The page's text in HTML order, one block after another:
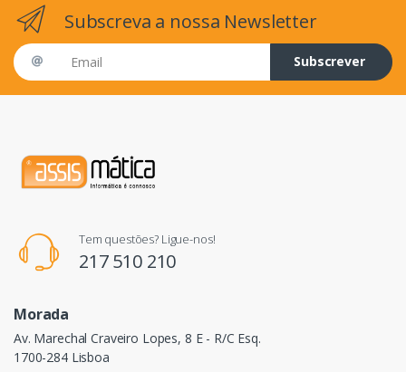
Subscreva a nossa Newsletter
Email address
Subscrever
Tem questões? Ligue-nos!
217 510 210
Morada
Av. Marechal Craveiro Lopes, 8 E - R/C Esq.
1700-284 Lisboa